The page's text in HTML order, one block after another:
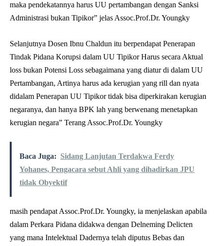
maka pendekatannya harus UU pertambangan dengan Sanksi
Administrasi bukan Tipikor” jelas Assoc.Prof.Dr. Youngky
Selanjutnya Dosen Ibnu Chaldun itu berpendapat Penerapan
Tindak Pidana Korupsi dalam UU Tipikor Harus secara Aktual
loss bukan Potensi Loss sebagaimana yang diatur di dalam UU
Pertambangan, Artinya harus ada kerugian yang rill dan nyata
didalam Penerapan UU Tipikor tidak bisa diperkirakan kerugian
negaranya, dan hanya BPK lah yang berwenang menetapkan
kerugian negara” Terang Assoc.Prof.Dr. Youngky
Baca Juga: Sidang Lanjutan Terdakwa Ferdy
Yohanes, Pengacara sebut Ahli yang dihadirkan JPU
tidak Obyektif
masih pendapat Assoc.Prof.Dr. Youngky, ia menjelaskan apabila
dalam Perkara Pidana didakwa dengan Delneming Delicten
yang mana Intelektual Dadernya telah diputus Bebas dan